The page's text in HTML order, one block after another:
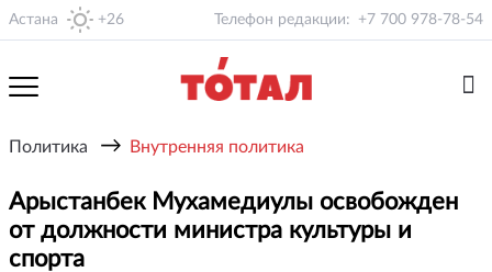
Астана +26 Телефон редакции: +7 700 978-78-54
Политика → Внутренняя политика
Арыстанбек Мухамедиулы освобожден
от должности министра культуры и
спорта